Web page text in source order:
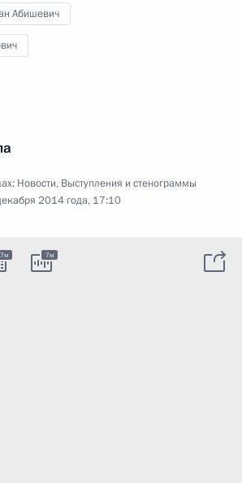
Абишевич
Новости, Выступления и стенограммы
2014 года, 17:10
7м 7м